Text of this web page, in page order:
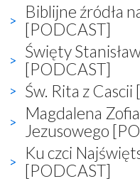
Biblijne źródła
[PODCAST]
Święty
[PODCAST]
Św. Rita z
Magdalena
Jezusowego
Ku czci
[PODCAST]